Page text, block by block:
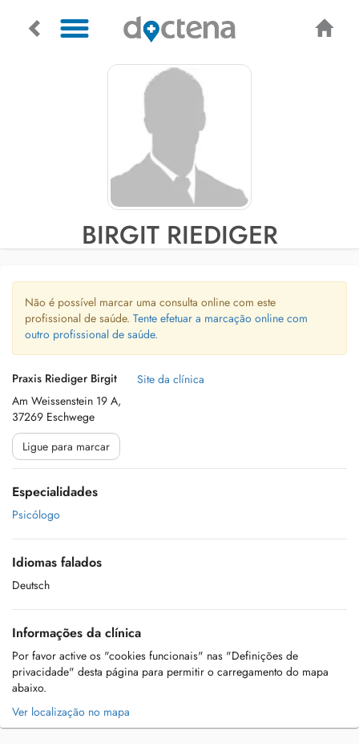
BIRGIT RIEDIGER
Não é possível marcar uma consulta online com este
profissional de saúde. Tente efetuar a marcação online com
outro profissional de saúde.
Praxis Riediger Birgit
Am Weissenstein 19 A,
37269 Eschwege
Site da clínica
Ligue para marcar
Especialidades
Psicólogo
Idiomas falados
Deutsch
Informações da clínica
Por favor active os "cookies funcionais" nas "Definições de
privacidade" desta página para permitir o carregamento do mapa
abaixo.
Ver localização no mapa